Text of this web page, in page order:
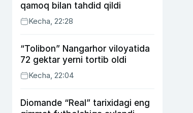
qamoq bilan tahdid qildi
Kecha, 22:28
“Tolibon” Nangarhor viloyatida
72 gektar yerni tortib oldi
Kecha, 22:04
Diomande “Real” tarixidagi eng